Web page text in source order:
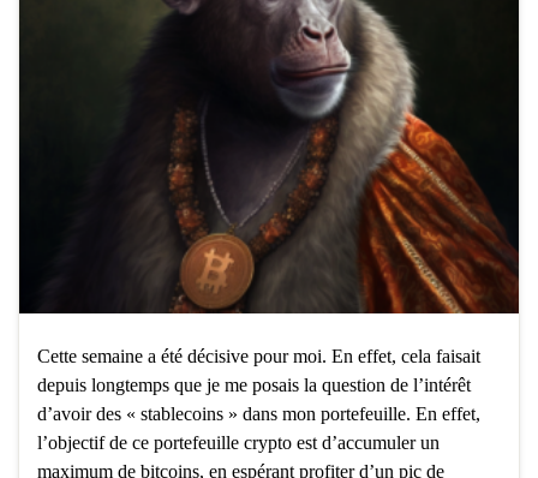
Cette semaine a été décisive pour moi. En effet, cela faisait
depuis longtemps que je me posais la question de l’intérêt
d’avoir des « stablecoins » dans mon portefeuille. En effet,
l’objectif de ce portefeuille crypto est d’accumuler un
maximum de bitcoins, en espérant profiter d’un pic de